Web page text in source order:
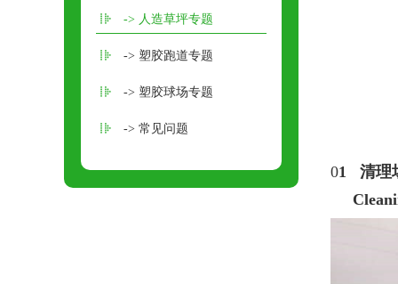
-> 人造草坪专题
-> 塑胶跑道专题
-> 塑胶球场专题
-> 常见问题
01 清